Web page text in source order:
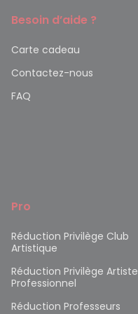
Besoin d’aide ?
Carte cadeau
Contactez-nous
FAQ
Pro
Réduction Privilège Club
Artistique
Réduction Privilège Artiste
Professionnel
Réduction Professeurs